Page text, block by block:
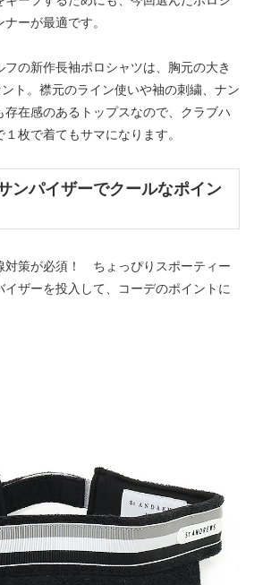
ーが最適です。
フの新作長袖ポロシャツは、胸元の大き
ト。襟元のライン使いや袖の刺繍、ナン
在感のあるトップスなので、クラブハ
枚で着てもサマになります。
ンパイザーでクールなポイン
対策が必須！ ちょっぴりスポーティー
ザーを投入して、コーデのポイントに